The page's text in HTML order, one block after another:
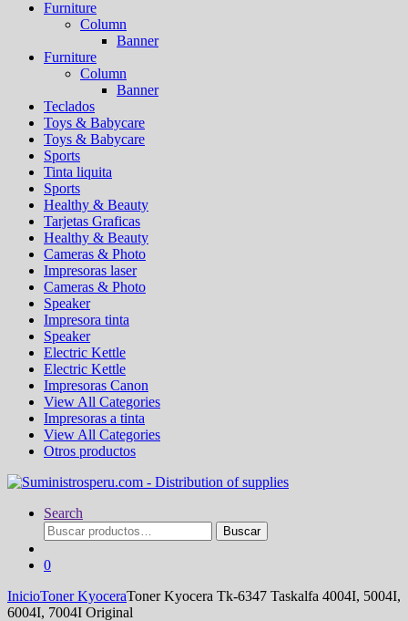
Furniture
Column
Banner
Furniture
Column
Banner
Teclados
Toys & Babycare
Toys & Babycare
Sports
Tinta liquita
Sports
Healthy & Beauty
Tarjetas Graficas
Healthy & Beauty
Cameras & Photo
Impresoras laser
Cameras & Photo
Speaker
Impresora tinta
Speaker
Electric Kettle
Electric Kettle
Impresoras Canon
View All Categories
Impresoras a tinta
View All Categories
Otros productos
Search
Buscar
por:
Buscar
0
InicioToner KyoceraToner Kyocera Tk-6347 Taskalfa 4004I, 5004I,
6004I, 7004I Original